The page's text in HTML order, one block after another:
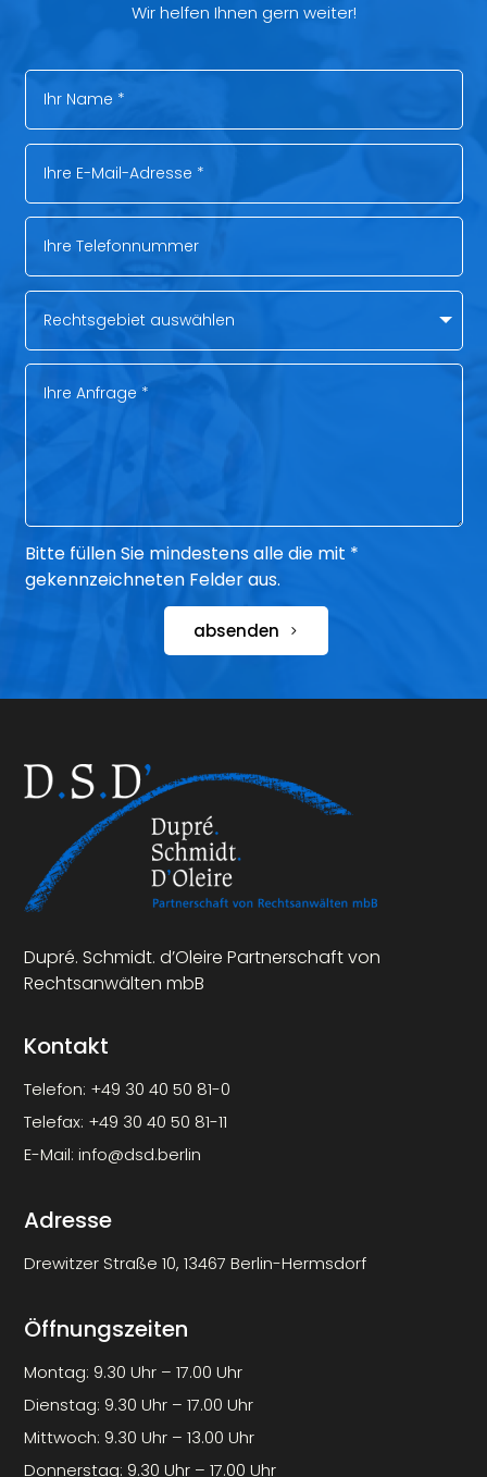
Wir helfen Ihnen gern weiter!
Bitte füllen Sie mindestens alle die mit *
gekennzeichneten Felder aus.
absenden
Dupré. Schmidt. d’Oleire Partnerschaft von
Rechtsanwälten mbB
Kontakt
Telefon: +49 30 40 50 81-0
Telefax: +49 30 40 50 81-11
E-Mail:info@dsd.berlin
Adresse
Drewitzer Straße 10, 13467 Berlin-Hermsdorf
Öffnungszeiten
Montag: 9.30 Uhr – 17.00 Uhr
Dienstag: 9.30 Uhr – 17.00 Uhr
Mittwoch: 9.30 Uhr – 13.00 Uhr
Donnerstag: 9.30 Uhr – 17.00 Uhr